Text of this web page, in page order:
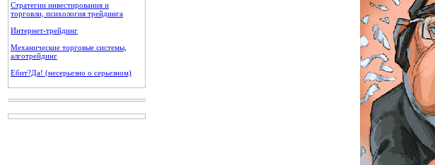
Стратегии инвестирования и
торговли, психология трейдинга
Интернет-трейдинг
Механические торговые системы,
алготрейдинг
Ебит?Да! (несерьезно о серьезном)